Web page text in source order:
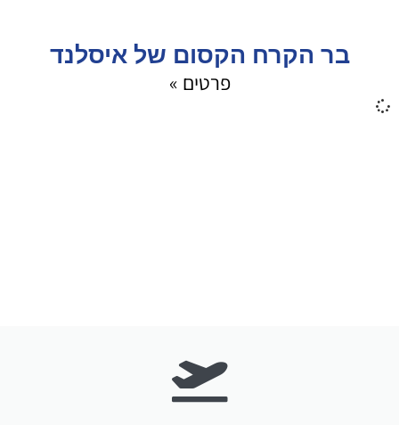
בר הקרח הקסום של איסלנד
פרטים »